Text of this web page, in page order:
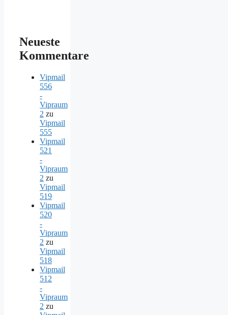
Neueste
Kommentare
Vipmail
556
-
Vipraum
2 zu
Vipmail
555
Vipmail
521
-
Vipraum
2 zu
Vipmail
519
Vipmail
520
-
Vipraum
2 zu
Vipmail
518
Vipmail
512
-
Vipraum
2 zu